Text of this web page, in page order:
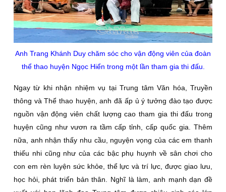
Anh Trang Khánh Duy chăm sóc cho vận động viên của đoàn
thể thao huyện Ngọc Hiển trong một lần tham gia thi đấu.
Ngay từ khi nhận nhiệm vụ tại Trung tâm Văn hóa, Truyền
thông và Thể thao huyện, anh đã ấp ủ ý tưởng đào tạo được
nguồn vận động viên chất lượng cao tham gia thi đấu trong
huyện cũng như vươn ra tầm cấp tỉnh, cấp quốc gia. Thêm
nữa, anh nhận thấy nhu cầu, nguyện vọng của các em thanh
thiếu nhi cũng như của các bậc phụ huynh về sân chơi cho
con em rèn luyện sức khỏe, thể lực và trí lực, được giao lưu,
học hỏi, phát triển bản thân. Nghĩ là làm, anh mạnh dạn đề